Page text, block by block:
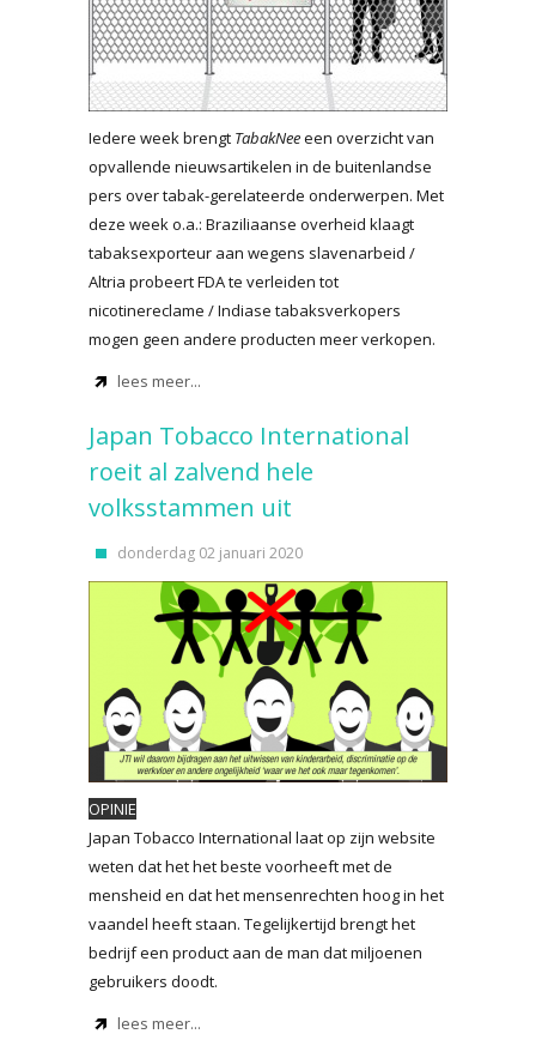
Iedere week brengt TabakNeeeen overzicht van
opvallende nieuwsartikelen in de buitenlandse
pers over tabak-gerelateerde onderwerpen. Met
deze week o.a.: Braziliaanse overheid klaagt
tabaksexporteur aan wegens slavenarbeid /
Altria probeert FDA te verleiden tot
nicotinereclame / Indiase tabaksverkopers
mogen geen andere producten meer verkopen.
lees meer...
Japan Tobacco International
roeit al zalvend hele
volksstammen uit
donderdag 02 januari 2020
OPINIE
Japan Tobacco International laat op zijn website
weten dat het het beste voorheeft met de
mensheid en dat het mensenrechten hoog in het
vaandel heeft staan. Tegelijkertijd brengt het
bedrijf een product aan de man dat miljoenen
gebruikers doodt.
lees meer...